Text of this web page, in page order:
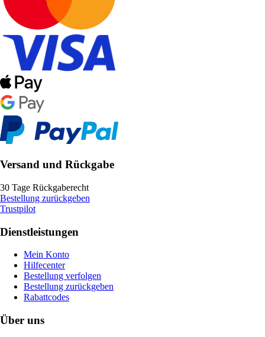
Versand und Rückgabe
30 Tage Rückgaberecht
Bestellung zurückgeben
Trustpilot
Dienstleistungen
Mein Konto
Hilfecenter
Bestellung verfolgen
Bestellung zurückgeben
Rabattcodes
Über uns